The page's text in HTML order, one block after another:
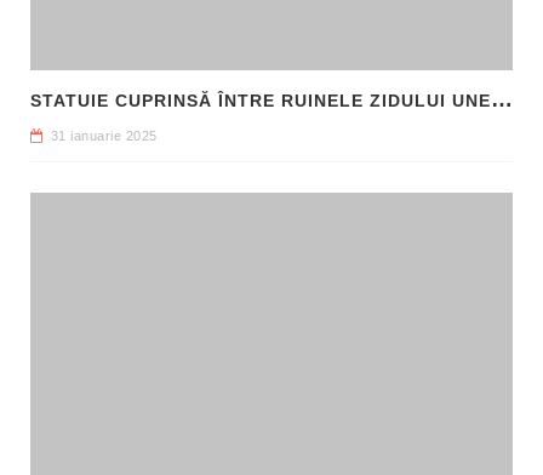
S
TATUIE CUPRINSĂ ÎNTRE RUINELE ZIDULUI UNEI CLĂDIRI, DESCOPERITĂ LA FILIPI
31 ianuarie 2025